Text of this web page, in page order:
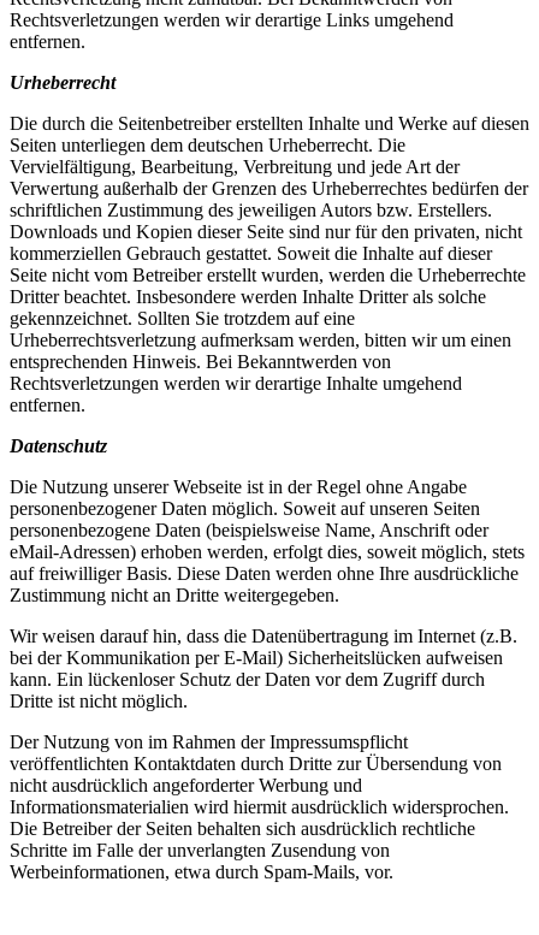
Rechtsverletzungen werden wir derartige Links umgehend
entfernen.
Urheberrecht
Die durch die Seitenbetreiber erstellten Inhalte und Werke auf diesen
Seiten unterliegen dem deutschen Urheberrecht. Die
Vervielfältigung, Bearbeitung, Verbreitung und jede Art der
Verwertung außerhalb der Grenzen des Urheberrechtes bedürfen der
schriftlichen Zustimmung des jeweiligen Autors bzw. Erstellers.
Downloads und Kopien dieser Seite sind nur für den privaten, nicht
kommerziellen Gebrauch gestattet. Soweit die Inhalte auf dieser
Seite nicht vom Betreiber erstellt wurden, werden die Urheberrechte
Dritter beachtet. Insbesondere werden Inhalte Dritter als solche
gekennzeichnet. Sollten Sie trotzdem auf eine
Urheberrechtsverletzung aufmerksam werden, bitten wir um einen
entsprechenden Hinweis. Bei Bekanntwerden von
Rechtsverletzungen werden wir derartige Inhalte umgehend
entfernen.
Datenschutz
Die Nutzung unserer Webseite ist in der Regel ohne Angabe
personenbezogener Daten möglich. Soweit auf unseren Seiten
personenbezogene Daten (beispielsweise Name, Anschrift oder
eMail-Adressen) erhoben werden, erfolgt dies, soweit möglich, stets
auf freiwilliger Basis. Diese Daten werden ohne Ihre ausdrückliche
Zustimmung nicht an Dritte weitergegeben.
Wir weisen darauf hin, dass die Datenübertragung im Internet (z.B.
bei der Kommunikation per E-Mail) Sicherheitslücken aufweisen
kann. Ein lückenloser Schutz der Daten vor dem Zugriff durch
Dritte ist nicht möglich.
Der Nutzung von im Rahmen der Impressumspflicht
veröffentlichten Kontaktdaten durch Dritte zur Übersendung von
nicht ausdrücklich angeforderter Werbung und
Informationsmaterialien wird hiermit ausdrücklich widersprochen.
Die Betreiber der Seiten behalten sich ausdrücklich rechtliche
Schritte im Falle der unverlangten Zusendung von
Werbeinformationen, etwa durch Spam-Mails, vor.